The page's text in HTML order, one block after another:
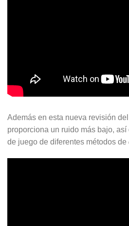
Además en esta nueva revisión
proporciona un ruido más bajo,
de juego de diferentes métodos de